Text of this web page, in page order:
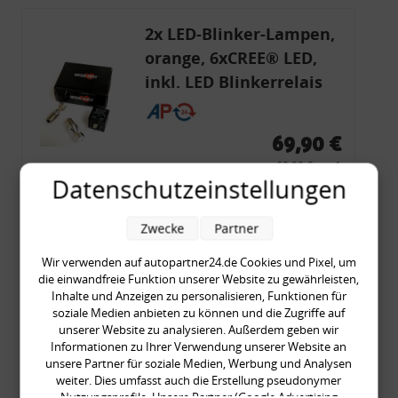
2x LED-Blinker-Lampen,
orange, 6xCREE® LED,
inkl. LED Blinkerrelais
CF 14
69,90 €
69,90 € pro 1
inkl. gesetzl. MwSt., zzgl.
Rückleuchtenband mit
Blinker, rot, US-Ecken,
Audi 80 Cabrio, Typ 89,
OE-Nr.: 8G0945225 +
Datenschutzeinstellungen
Wir verwenden auf autopartner24.de Cookies und Pixel, um
die einwandfreie Funktion unserer Website zu gewährleisten,
Inhalte und Anzeigen zu personalisieren, Funktionen für
soziale Medien anbieten zu können und die Zugriffe auf
unserer Website zu analysieren. Außerdem geben wir
Informationen zu Ihrer Verwendung unserer Website an
unsere Partner für soziale Medien, Werbung und Analysen
weiter. Dies umfasst auch die Erstellung pseudonymer
Zwecke Partner